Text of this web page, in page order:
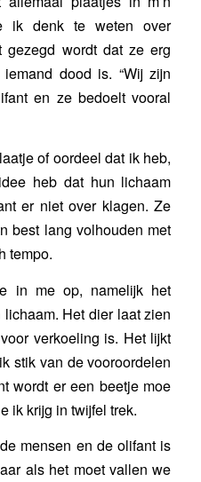
ik denk te weten over
gezegd wordt dat ze erg
dood is. “Wij zijn
en ze bedoelt vooral
of oordeel dat ik heb,
heb dat hun lichaam
er niet over klagen. Ze
best lang volhouden met
tempo.
in me op, namelijk het
Het dier laat zien
verkoeling is. Het lijkt
stik van de vooroordelen
wordt er een beetje moe
ik krijg in twijfel trek.
mensen en de olifant is
als het moet vallen we